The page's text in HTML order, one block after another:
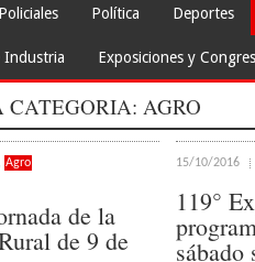
Policiales Política Deportes
Industria Exposiciones y
CATEGORIA: AGRO
Agro
de la
de 9 de
15/10/2016
119°
sábado